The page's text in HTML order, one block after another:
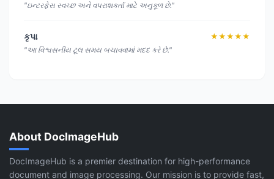
"ઇન્ટરફેસ સ્વચ્છ અને વપરાશકર્તા માટે અનુકૂળ છે."
કૃપા
★★★★★
"આ વિશ્વસનીય ટૂલ સમય બચાવવામાં મદદ કરે છે."
About DocImageHub
DocImageHub is a premier destination for high-performance
document and image processing. Our mission is to provide fast,